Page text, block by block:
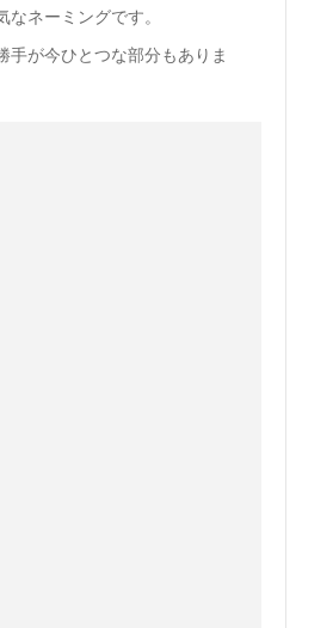
ネーミングです。
手が今ひとつな部分もありま